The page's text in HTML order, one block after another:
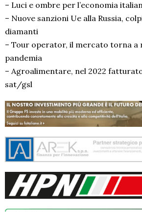
– Luci e ombre per l’economia
– Nuove sanzioni Ue alla Russia,
diamanti
– Tour operator, il mercato torna a
pandemia
– Agroalimentare, nel 2022
sat/gsl